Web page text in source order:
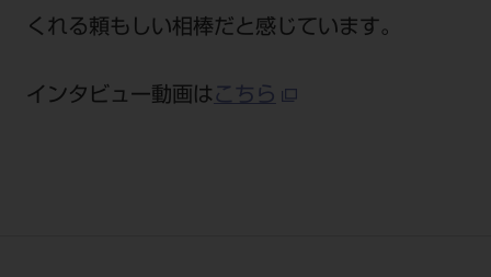
くれる頼もしい相棒だと感じています。
インタビュー動画は こちら